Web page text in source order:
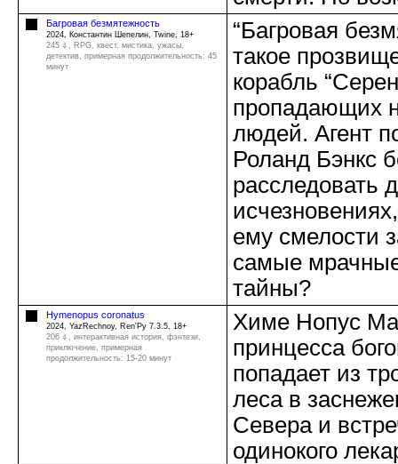
Багровая безмятежность
2024, Константин Шепелин, Twine, 18+
245 ⇓, RPG, квест, мистика, ужасы,
детектив, примерная продолжительность: 45
минут
“Багровая
такое
корабль
пропадающих
людей. Агент
Роланд Бэнкс
расследовать
ему смелости
самые
тайны?
Hymenopus coronatus
2024, YazRechnoy, Ren'Py 7.3.5, 18+
206 ⇓, интерактивная история, фэнтези,
приключение, примерная
продолжительность: 15-20 минут
Химе Нопус
принцесса
попадает из
леса в
Севера и
одинокого